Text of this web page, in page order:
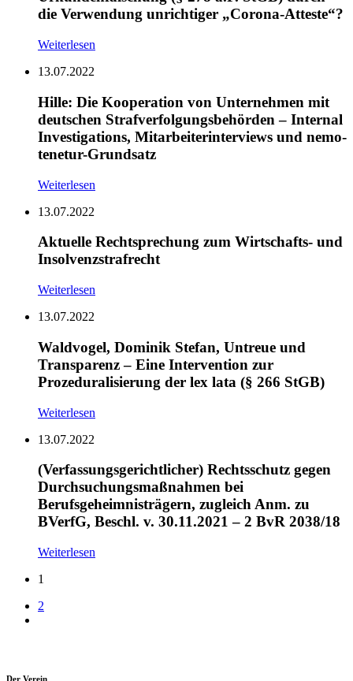
die Verwendung unrichtiger „Corona-Atteste“?
Weiterlesen
13.07.2022
Hille: Die Kooperation von Unternehmen mit
deutschen Strafverfolgungsbehörden – Internal
Investigations, Mitarbeiterinterviews und nemo-
tenetur-Grundsatz
Weiterlesen
13.07.2022
Aktuelle Rechtsprechung zum Wirtschafts- und
Insolvenzstrafrecht
Weiterlesen
13.07.2022
Waldvogel, Dominik Stefan, Untreue und
Transparenz – Eine Intervention zur
Prozeduralisierung der lex lata (§ 266 StGB)
Weiterlesen
13.07.2022
(Verfassungsgerichtlicher) Rechtsschutz gegen
Durchsuchungsmaßnahmen bei
Berufsgeheimnisträgern, zugleich Anm. zu
BVerfG, Beschl. v. 30.11.2021 – 2 BvR 2038/18
Weiterlesen
1
2
Der Verein